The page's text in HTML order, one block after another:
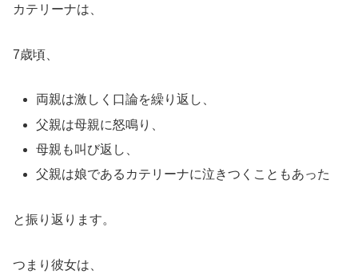
カテリーナは、
7歳頃、
両親は激しく口論を繰り返し、
父親は母親に怒鳴り、
母親も叫び返し、
父親は娘であるカテリーナに泣きつくこともあった
と振り返ります。
つまり彼女は、